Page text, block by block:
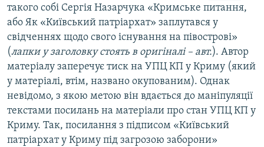
такого собі Сергія Назарчука «Кримське питання,
або Як «Київський патріархат» заплутався у
свідченнях щодо свого існування на півострові»
(лапки у заголовку стоять в оригіналі – авт.). Автор
матеріалу заперечує тиск на УПЦ КП у Криму (який
у матеріалі, втім, названо окупованим). Однак
невідомо, з якою метою він вдається до маніпуляції
текстами посилань на матеріали про стан УПЦ КП у
Криму. Так, посилання з підписом «Київський
патріархат у Криму під загрозою заборони»